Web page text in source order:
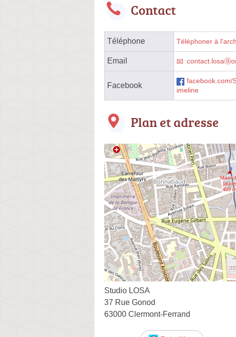
Contact
Téléphone Téléphoner à
Email
Facebook
facebook.com/
imeline
Plan et adresse
Studio LOSA
37 Rue Gonod
63000 Clermont-Ferrand